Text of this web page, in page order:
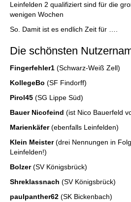
Leinfelden 2 qualifiziert sind für die
wenigen Wochen
So. Damit ist es endlich Zeit für ….
Die schönsten
Fingerfehler1 (Schwarz-Weiß Zell)
KollegeBo (SF Findorff)
Pirol45 (SG Lippe Süd)
Bauer Nicofeind (ist Nico Bauerfeld
Marienkäfer(ebenfalls Leinfelden)
Klein Meister(drei Nennungen in
Leinfelden!)
Bolzer(SV Königsbrück)
Shreklassnach (SV Königsbrück)
paulpanther62 (SK Bickenbach)